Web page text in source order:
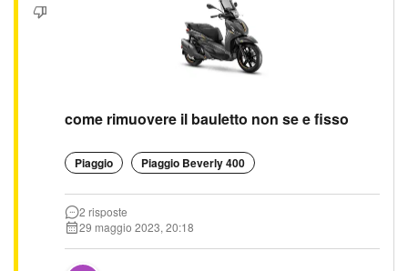
come rimuovere il bauletto non se e fisso
Piaggio Piaggio Beverly 400
2 risposte
29 maggio 2023, 20:18